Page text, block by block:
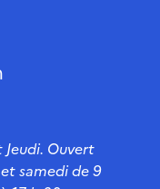
Ouvert
samedi de 9